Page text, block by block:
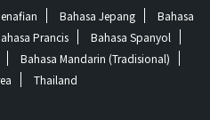
Bahasa Jepang
Bahasa
Prancis
Bahasa Spanyol
Bahasa Mandarin (Tradisional)
Thailand